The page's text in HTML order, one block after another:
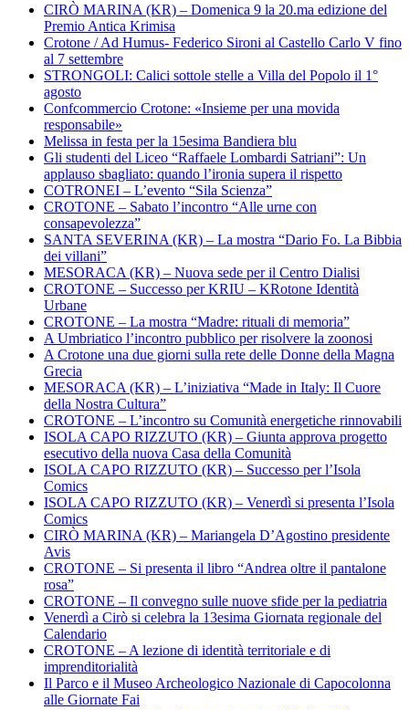
CIRÒ MARINA (KR) – Domenica 9 la 20.ma edizione del
Premio Antica Krimisa
Crotone / Ad Humus- Federico Sironi al Castello Carlo V fino
al 7 settembre
STRONGOLI: Calici sottole stelle a Villa del Popolo il 1°
agosto
Confcommercio Crotone: «Insieme per una movida
responsabile»
Melissa in festa per la 15esima Bandiera blu
Gli studenti del Liceo “Raffaele Lombardi Satriani”: Un
applauso sbagliato: quando l’ironia supera il rispetto
COTRONEI – L’evento “Sila Scienza”
CROTONE – Sabato l’incontro “Alle urne con
consapevolezza”
SANTA SEVERINA (KR) – La mostra “Dario Fo. La Bibbia
dei villani”
MESORACA (KR) – Nuova sede per il Centro Dialisi
CROTONE – Successo per KRIU – KRotone Identità
Urbane
CROTONE – La mostra “Madre: rituali di memoria”
A Umbriatico l’incontro pubblico per risolvere la zoonosi
A Crotone una due giorni sulla rete delle Donne della Magna
Grecia
MESORACA (KR) – L’iniziativa “Made in Italy: Il Cuore
della Nostra Cultura”
CROTONE – L’incontro su Comunità energetiche rinnovabili
ISOLA CAPO RIZZUTO (KR) – Giunta approva progetto
esecutivo della nuova Casa della Comunità
ISOLA CAPO RIZZUTO (KR) – Successo per l’Isola
Comics
ISOLA CAPO RIZZUTO (KR) – Venerdì si presenta l’Isola
Comics
CIRÒ MARINA (KR) – Mariangela D’Agostino presidente
Avis
CROTONE – Si presenta il libro “Andrea oltre il pantalone
rosa”
CROTONE – Il convegno sulle nuove sfide per la pediatria
Venerdì a Cirò si celebra la 13esima Giornata regionale del
Calendario
CROTONE – A lezione di identità territoriale e di
imprenditorialità
Il Parco e il Museo Archeologico Nazionale di Capocolonna
alle Giornate Fai